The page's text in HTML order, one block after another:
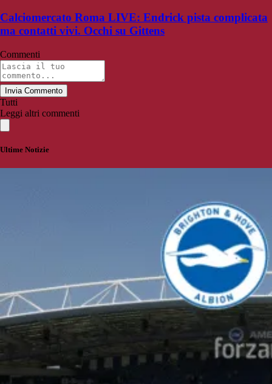
Calciomercato Roma LIVE: Endrick pista complicata
ma contatti vivi. Occhi su Gittens
Commenti
Invia Commento
Tutti
Leggi altri commenti
Ultime Notizie